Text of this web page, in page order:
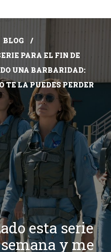
BLOG
PARA EL FIN DE
UNA BARBARIDAD:
TE LA PUEDES PERDER
esta serie
y me